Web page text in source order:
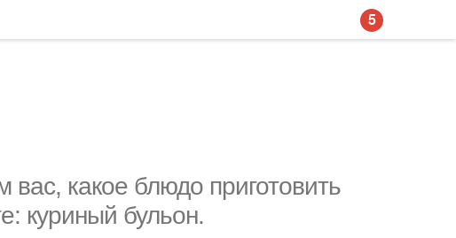
какое блюдо приготовить
куриный бульон.
5